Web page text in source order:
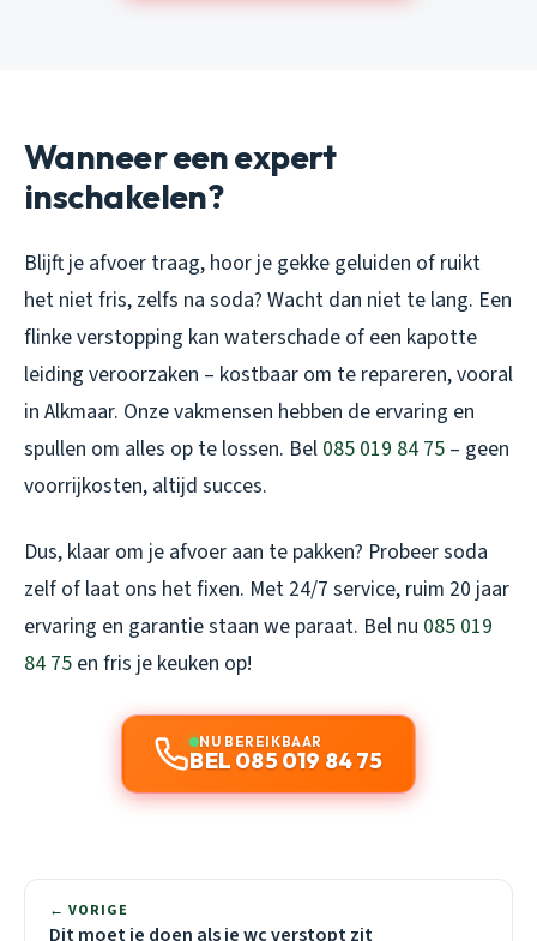
Wanneer een expert
inschakelen?
Blijft je afvoer traag, hoor je gekke geluiden of ruikt
het niet fris, zelfs na soda? Wacht dan niet te lang. Een
flinke verstopping kan waterschade of een kapotte
leiding veroorzaken – kostbaar om te repareren, vooral
in Alkmaar. Onze vakmensen hebben de ervaring en
spullen om alles op te lossen. Bel 085 019 84 75 – geen
voorrijkosten, altijd succes.
Dus, klaar om je afvoer aan te pakken? Probeer soda
zelf of laat ons het fixen. Met 24/7 service, ruim 20 jaar
ervaring en garantie staan we paraat. Bel nu 085 019
84 75 en fris je keuken op!
NU BEREIKBAAR
BEL 085 019 84 75
← VORIGE
Dit moet je doen als je wc verstopt zit